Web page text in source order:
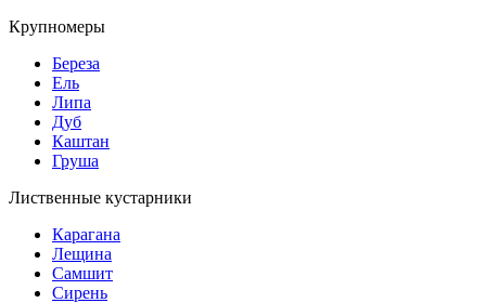
Крупномеры
Береза
Ель
Липа
Дуб
Каштан
Груша
Лиственные кустарники
Карагана
Лещина
Самшит
Сирень